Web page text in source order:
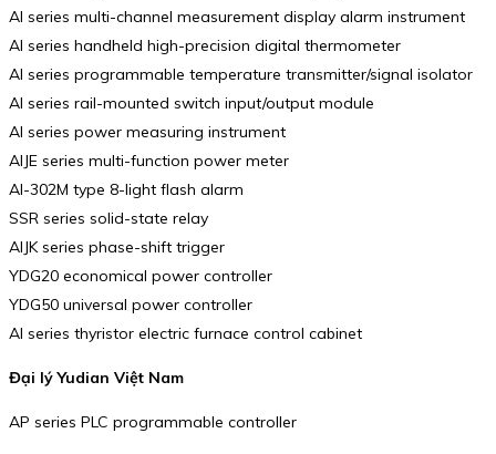
AI series multi-channel measurement display alarm instrument
AI series handheld high-precision digital thermometer
AI series programmable temperature transmitter/signal isolator
AI series rail-mounted switch input/output module
AI series power measuring instrument
AIJE series multi-function power meter
AI-302M type 8-light flash alarm
SSR series solid-state relay
AIJK series phase-shift trigger
YDG20 economical power controller
YDG50 universal power controller
AI series thyristor electric furnace control cabinet
Đại lý Yudian Việt Nam
AP series PLC programmable controller